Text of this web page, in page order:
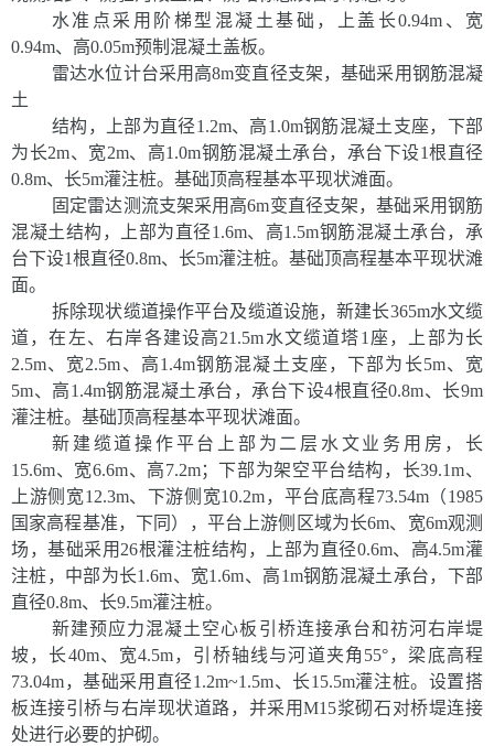
水准点采用阶梯型混凝土基础，上盖长0.94m、宽
0.94m、高0.05m预制混凝土盖板。
雷达水位计台采用高8m变直径支架，基础采用钢筋混凝
土
结构，
上部为直径1.2m、高1.0m钢筋混凝土支座，下部
为长2m、宽2m、高1.0m钢筋混凝土承台，承台下设1根直径
0.8m、长5m灌注桩。基础顶高程基本平现状滩面。
固定雷达测流支架采用高6m变直径支架，基础采用钢筋
混凝土结构，上部为直径1.6m、高1.5m钢筋混凝土承台，承
台下设1根直径0.8m、长5m灌注桩。基础顶高程基本平现状滩
面。
拆除现状缆道操作平台及缆道设施，新建长365m水文缆
道，在左、右岸各建设高21.5m水文缆道塔1座，上部为长
2.5m、宽2.5m、高1.4m钢筋混凝土支座，下部为长5m、宽
5m、高1.4m钢筋混凝土承台，承台下设4根直径0.8m、长9m
灌注桩。基础顶高程基本平现状滩面。
新建缆道操作平台上部为二层水文业务用房，长
15.6m、宽6.6m、高7.2m；下部为架空平台结构，长39.1m、
上游侧宽12.3m、下游侧宽10.2m，平台底高程73.54m（1985
国家高程基准，下同），平台上游侧区域为长6m、宽6m观测
场，基础采用26根灌注桩结构，上部为直径0.6m、高4.5m灌
注桩，中部为长1.6m、宽1.6m、高1m钢筋混凝土承台，下部
直径0.8m、长9.5m灌注桩。
新建预应力混凝土空心板引桥连接承台和祊河右岸堤
坡，长40m、宽4.5m，引桥轴线与河道夹角55°，梁底高程
73.04m，基础采用直径1.2m~1.5m、长15.5m灌注桩。设置搭
板连接引桥与右岸现状道路，并采用M15浆砌石对桥堤连接
处进行必要的护砌。